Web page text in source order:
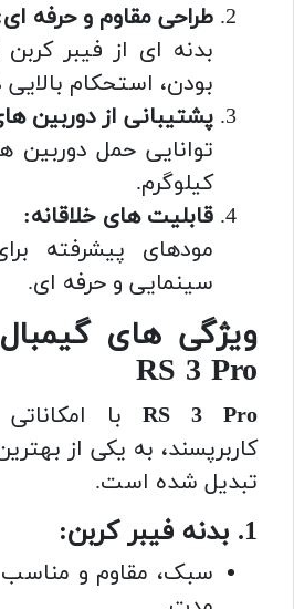
طراحی مقاوم و حرفه
بدنه ای از فیبر
بودن، استحکام بالایی
پشتیبانی از دوربین
کیلوگرم.
قابلیت های خلاقانه:
مودهای پیشرفته
سینمایی و حرفه ای.
ویژگی های
RS 3 Pro
RS 3 Pro با
کاربرپسند، به یکی از
تبدیل شده است.
1. بدنه فیبر کربن:
سبک، مقاوم و مناسب